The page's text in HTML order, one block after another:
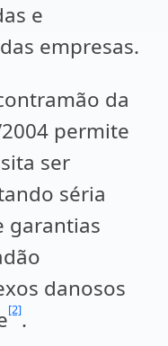
e
empresas.
da
permite
ser
séria
garantias
danosos
[2].